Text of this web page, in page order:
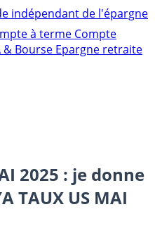
indépendant de l'épargne
à terme Compte
& Bourse Epargne retraite
2025 : je donne
TAUX US MAI